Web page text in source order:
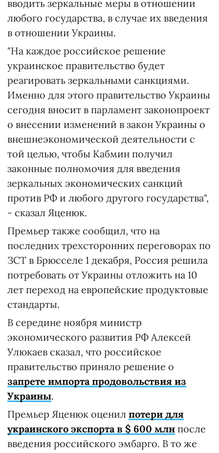
вводить зеркальные меры в отношении
любого государства, в случае их введения
в отношении Украины.
"На каждое российское решение
украинское правительство будет
реагировать зеркальными санкциями.
Именно для этого правительство Украины
сегодня вносит в парламент законопроект
о внесении изменений в закон Украины о
внешнеэкономической деятельности с
той целью, чтобы Кабмин получил
законные полномочия для введения
зеркальных экономических санкций
против РФ и любого другого государства",
- сказал Яценюк.
Премьер также сообщил, что на
последних трехсторонних переговорах по
ЗСТ в Брюсселе 1 декабря, Россия решила
потребовать от Украины отложить на 10
лет переход на европейские продуктовые
стандарты.
В середине ноября министр
экономического развития РФ Алексей
Улюкаев сказал, что российское
правительство приняло решение о
запрете импорта продовольствия из
Украины.
Премьер Яценюк оценил потери для
украинского экспорта в $ 600 млн после
введения российского эмбарго. В то же